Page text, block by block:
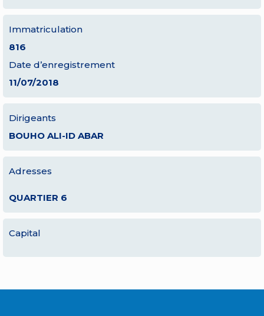
Immatriculation
816
Date d’enregistrement
11/07/2018
Dirigeants
BOUHO ALI-ID ABAR
Adresses
QUARTIER 6
Capital